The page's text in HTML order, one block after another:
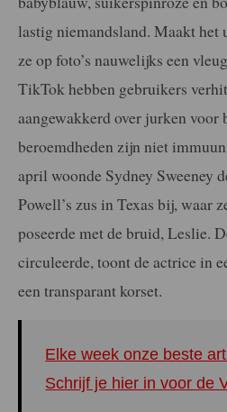
lastig niemandsland. Maakt
ze op foto’s nauwelijks een
TikTok hebben gebruikers
aangewakkerd over jurken
beroemdheden zijn niet
april woonde Sydney Sweeney
Powell’s zus in Texas bij, waar
poseerde met de bruid, Leslie.
circuleerde, toont de actrice in
een transparant korset.
Elke week onze beste
Schrijf je hier in voor de